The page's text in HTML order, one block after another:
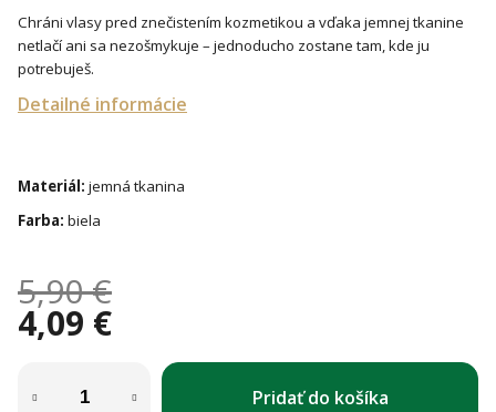
Chráni vlasy pred znečistením kozmetikou a vďaka jemnej tkanine
netlačí ani sa nezošmykuje – jednoducho zostane tam, kde ju
potrebuješ.
Detailné informácie
Materiál: jemná tkanina
Farba: biela
5,90 €
4,09 €
Pridať do košíka